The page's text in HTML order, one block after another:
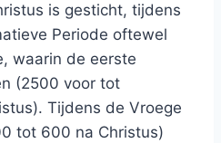
is gesticht, tijdens
Periode oftewel
waarin de eerste
(2500 voor tot
Tijdens de Vroege
tot 600 na Christus)